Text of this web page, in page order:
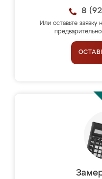
8
Или оставьте заявку